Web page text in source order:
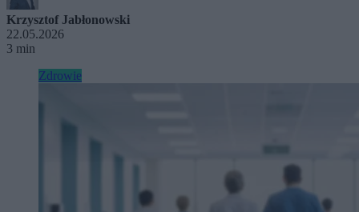
Krzysztof Jabłonowski
22.05.2026
3 min
Zdrowie